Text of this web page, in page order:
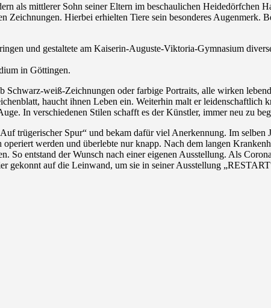
als mittlerer Sohn seiner Eltern im beschaulichen Heidedörfchen
Hierbei erhielten Tiere sein besonderes Augenmerk.
und gestaltete am Kaiserin-Auguste-Viktoria-Gymnasium
in Göttingen.
weiß-Zeichnungen oder farbige Portraits, alle wirken
haucht ihnen Leben ein. Weiterhin malt er
In verschiedenen Stilen schafft es der Künstler, immer neu zu
trügerischer Spur“ und bekam dafür viel Anerkennung. Im
werden und überlebte nur knapp. Nach dem langen
entstand der Wunsch nach einer eigenen Ausstellung. Als
gekonnt auf die Leinwand, um sie in seiner Ausstellung